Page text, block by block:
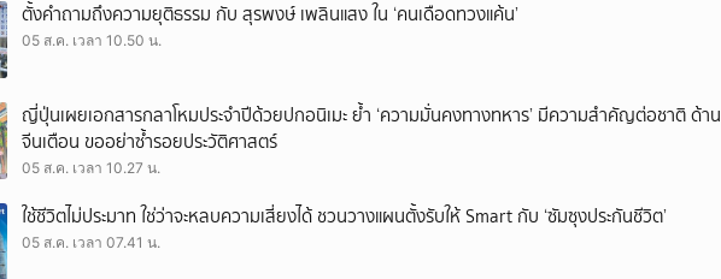
ตั้งคำถามถึงความยุติธรรม กับ สุรพงษ์ เพลินแสง ใน ‘คนเดือดทวงแค้น’
05 ส.ค. เวลา 10.50 น.
ญี่ปุ่นเผยเอกสารกลาโหมประจำปีด้วยปกอนิเมะ ย้ำ ‘ความมั่นคงทางทหาร’ มีความสำคัญต่อชาติ ด้าน
จีนเตือน ขออย่าซ้ำรอยประวัติศาสตร์
05 ส.ค. เวลา 10.27 น.
ใช้ชีวิตไม่ประมาท ใช่ว่าจะหลบความเสี่ยงได้ ชวนวางแผนตั้งรับให้ Smart กับ ‘ซัมซุงประกันชีวิต’
05 ส.ค. เวลา 07.41 น.